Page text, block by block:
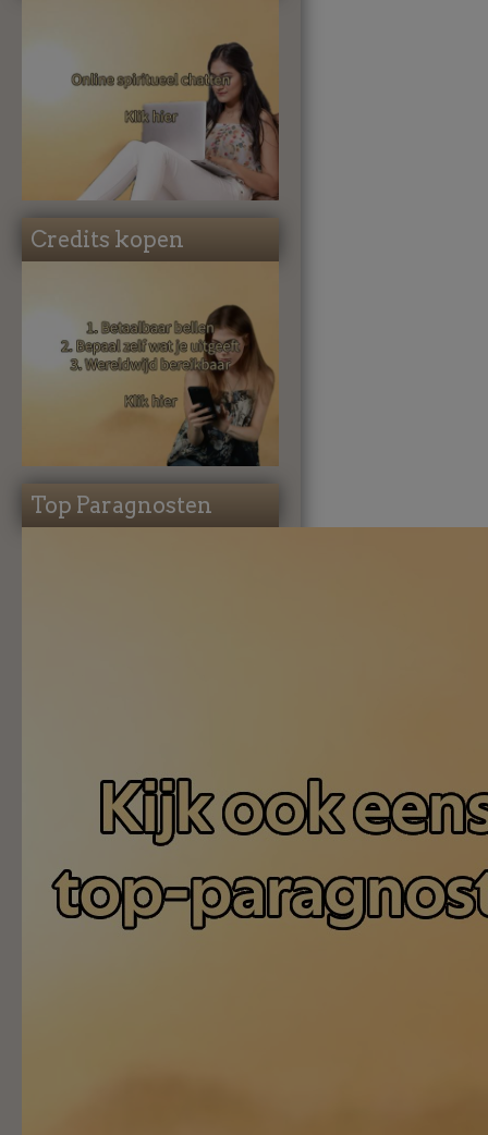
Credits kopen
Top Paragnosten